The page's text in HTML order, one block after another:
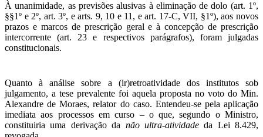
À unanimidade, as previsões alusivas à eliminação de dolo (art. 1º,
§§1º e 2º, art. 3º, e arts. 9, 10 e 11, e art. 17-C, VII, §1º), aos novos
prazos e marcos de prescrição geral e à concepção de prescrição
intercorrente (art. 23 e respectivos parágrafos), foram julgadas
constitucionais.
Quanto à análise sobre a (ir)retroatividade dos institutos sob
julgamento, a tese prevalente foi aquela proposta no voto do Min.
Alexandre de Moraes, relator do caso. Entendeu-se pela aplicação
imediata aos processos em curso – o que, segundo o Ministro,
constituiria uma derivação da não ultra-atividadeda Lei 8.429,